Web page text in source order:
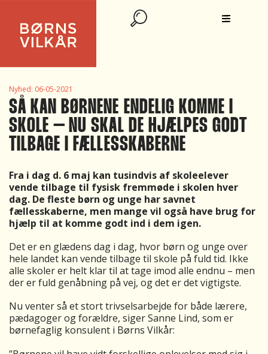
Nyhed: 06-05-2021
SÅ KAN BØRNENE ENDELIG KOMME I
SKOLE – NU SKAL DE HJÆLPES GODT
TILBAGE I FÆLLESSKABERNE
Fra i dag d. 6 maj kan tusindvis af skoleelever
vende tilbage til fysisk fremmøde i skolen hver
dag. De fleste børn og unge har savnet
fællesskaberne, men mange vil også have brug for
hjælp til at komme godt ind i dem igen.
Det er en glædens dag i dag, hvor børn og unge over
hele landet kan vende tilbage til skole på fuld tid. Ikke
alle skoler er helt klar til at tage imod alle endnu – men
der er fuld genåbning på vej, og det er det vigtigste.
Nu venter så et stort trivselsarbejde for både lærere,
pædagoger og forældre, siger Sanne Lind, som er
børnefaglig konsulent i Børns Vilkår: